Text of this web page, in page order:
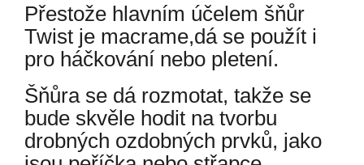
Přestože hlavním účelem šňůr
Twist je macrame,dá se použít i
pro háčkování nebo pletení.
Šňůra se dá rozmotat, takže se
bude skvěle hodit na tvorbu
drobných ozdobných prvků, jako